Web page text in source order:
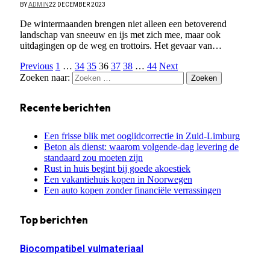
BYADMIN22 DECEMBER 2023
De wintermaanden brengen niet alleen een betoverend
landschap van sneeuw en ijs met zich mee, maar ook
uitdagingen op de weg en trottoirs. Het gevaar van…
Previous 1 … 34 35 36 37 38 … 44 Next
Zoeken naar:
Recente berichten
Een frisse blik met ooglidcorrectie in Zuid-Limburg
Beton als dienst: waarom volgende-dag levering de
standaard zou moeten zijn
Rust in huis begint bij goede akoestiek
Een vakantiehuis kopen in Noorwegen
Een auto kopen zonder financiële verrassingen
Top berichten
Biocompatibel vulmateriaal